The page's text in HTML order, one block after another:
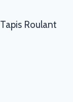
Tapis Roulant